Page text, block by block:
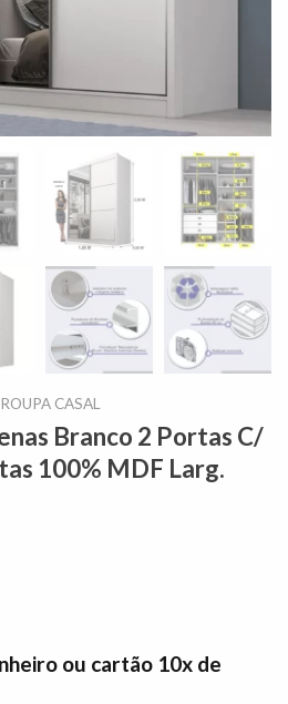
CASAL
Branco 2 Portas C/
100% MDF Larg.
ou cartão 10x de